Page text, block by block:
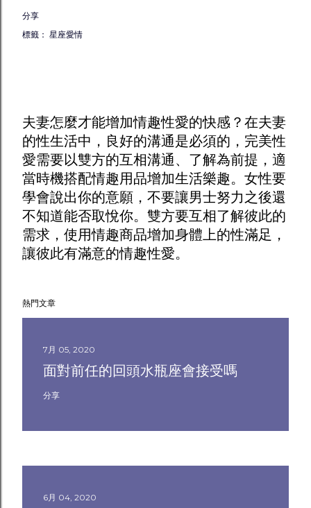
分享
標籤： 星座愛情
夫妻怎麼才能增加情趣性愛的快感？在夫妻
的性生活中，良好的溝通是必須的，完美性
愛需要以雙方的互相溝通、了解為前提，適
當時機搭配情趣用品增加生活樂趣。女性要
學會說出你的意願，不要讓男士努力之後還
不知道能否取悅你。雙方要互相了解彼此的
需求，使用情趣商品增加身體上的性滿足，
讓彼此有滿意的情趣性愛。
熱門文章
7月 05, 2020
面對前任的回頭水瓶座會接受嗎
分享
6月 04, 2020